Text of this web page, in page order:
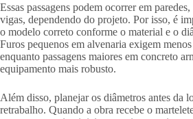
Essas passagens podem ocorrer em
vigas, dependendo do projeto. Por isso, é
o modelo correto conforme o material e o
Furos pequenos em alvenaria exigem
enquanto passagens maiores em concreto
equipamento mais robusto.
Além disso, planejar os diâmetros antes da
retrabalho. Quando a obra recebe o